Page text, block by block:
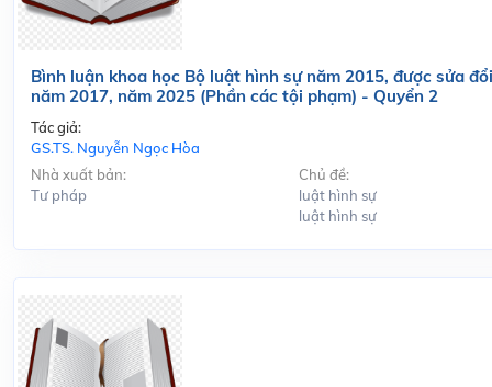
Bình luận khoa học Bộ luật hình sự năm 2015, được sửa
năm 2017, năm 2025 (Phần các tội phạm) - Quyển 2
Tác giả:
GS.TS. Nguyễn Ngọc Hòa
Nhà xuất bản:
Tư pháp
Chủ đề:
luật hình sự
luật hình sự